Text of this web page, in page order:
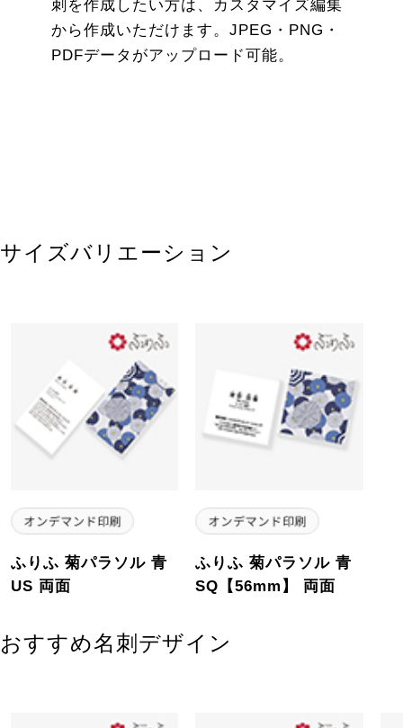
刺を作成したい方は、カスタマイズ編集
から作成いただけます。JPEG・PNG・
PDFデータがアップロード可能。
サイズバリエーション
ふりふ 菊パラソル 青
US 両面
ふりふ 菊パラソル 青
SQ【56mm】 両面
おすすめ名刺デザイン